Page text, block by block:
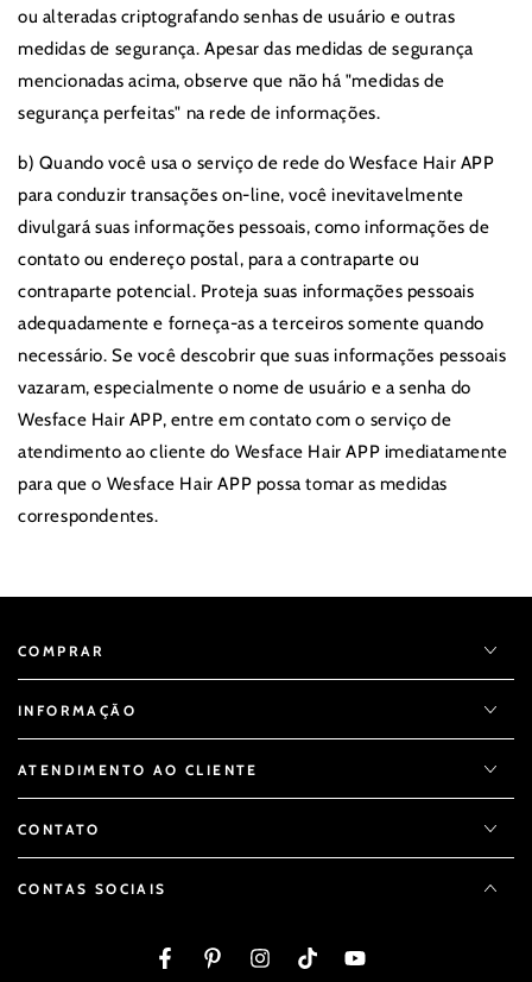
ou alteradas criptografando senhas de usuário e outras
medidas de segurança. Apesar das medidas de segurança
mencionadas acima, observe que não há "medidas de
segurança perfeitas" na rede de informações.
b) Quando você usa o serviço de rede do Wesface Hair APP
para conduzir transações on-line, você inevitavelmente
divulgará suas informações pessoais, como informações de
contato ou endereço postal, para a contraparte ou
contraparte potencial. Proteja suas informações pessoais
adequadamente e forneça-as a terceiros somente quando
necessário. Se você descobrir que suas informações pessoais
vazaram, especialmente o nome de usuário e a senha do
Wesface Hair APP, entre em contato com o serviço de
atendimento ao cliente do Wesface Hair APP imediatamente
para que o Wesface Hair APP possa tomar as medidas
correspondentes.
COMPRAR
INFORMAÇÃO
ATENDIMENTO AO CLIENTE
CONTATO
CONTAS SOCIAIS
FacebookPinterestInstagramTikTokYouTube